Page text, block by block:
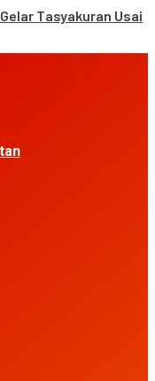
Tasyakuran Usai